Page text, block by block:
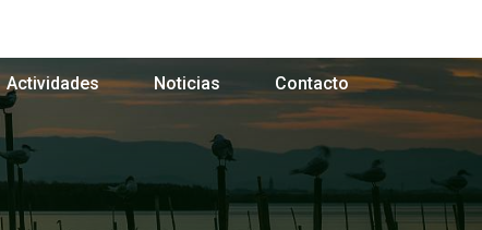
Actividades Noticias Contacto